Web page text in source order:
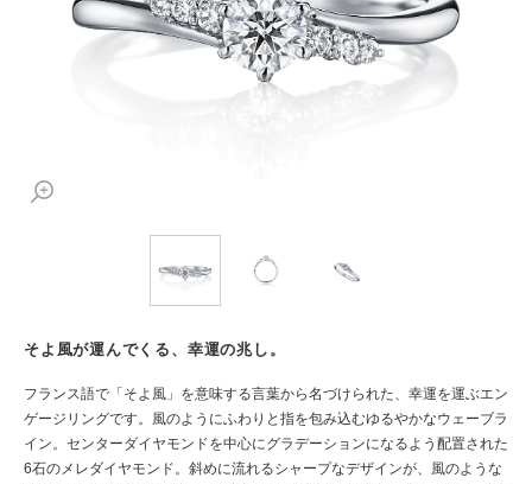
そよ風が運んでくる、幸運の兆し。
フランス語で「そよ風」を意味する言葉から名づけられた、幸運を運ぶエン
ゲージリングです。風のようにふわりと指を包み込むゆるやかなウェーブラ
イン。センターダイヤモンドを中心にグラデーションになるよう配置された
6石のメレダイヤモンド。斜めに流れるシャープなデザインが、風のような